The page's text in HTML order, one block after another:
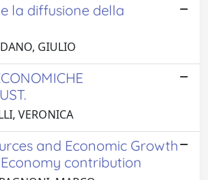
la diffusione della
GIULIO
VERONICA
and Economic Growth
contribution